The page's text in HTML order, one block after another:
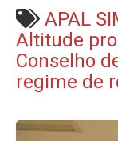
APAL
Altitude
Conselho
regime de